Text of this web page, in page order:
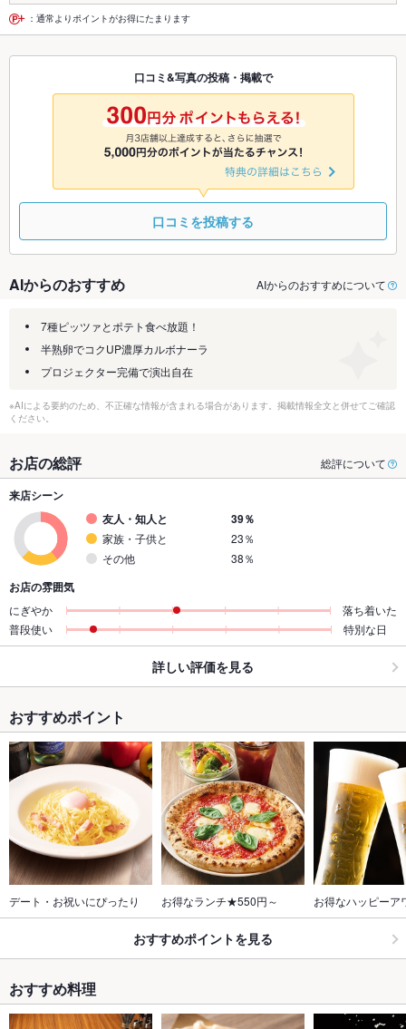
◎ ◎ ◎ ◎ ◎ ◎ ◎
8/28 8/29 8/30
◎
8/31
◎
9/1
◎
9/2 9/3
9/6
◎
9/7
◎
9/8
◎
：通常よりポイントがお得にたまります
口コミ&写真の投稿・掲載で
口コミを投稿する
AIからのおすすめ AIからのおすすめについて
7種ピッツァとポテト食べ放題！
半熟卵でコクUP濃厚カルボナーラ
プロジェクター完備で演出自在
※AIによる要約のため、不正確な情報が含まれる場合があります。掲載情報全文と併せてご確認
ください。
お店の総評 総評について
来店シーン
友人・知人と
39％
家族・子供と
23％
その他
38％
お店の雰囲気
にぎやか
落ち着いた
普段使い
特別な日
詳しい評価を見る
おすすめポイント
デート・お祝いにぴったり お得なランチ★550円～ お得なハッピーア
おすすめポイントを見る
おすすめ料理